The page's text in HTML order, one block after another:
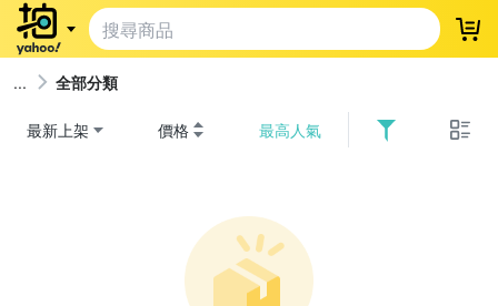
登
全部分類
最新上架 價格 最高人氣